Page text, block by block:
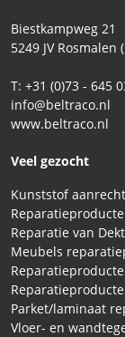
Biestkampweg 21
5249 JV Rosmalen
T: +31 (0)73 - 645
info@beltraco.nl
www.beltraco.nl
Veel gezocht
Kunststof
Meubels
Parket/laminaat
Vloer- en